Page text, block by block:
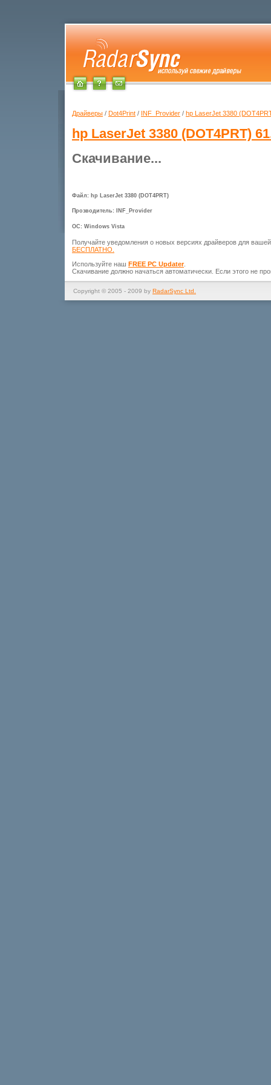
Драйверы / Dot4Print / INF_Provider / hp LaserJet 3380
hp LaserJet 3380 (DOT4PRT)
Скачивание...
Файл: hp LaserJet 3380 (DOT4PRT)
Прозводитель: INF_Provider
ОС: Windows Vista
Получайте уведомления о новых версиях драйверов для
БЕСПЛАТНО.
Используйте наш FREE PC Updater.
Скачивание должно начаться автоматически. Если этого не
Copyright © 2005 - 2009 by RadarSync Ltd.